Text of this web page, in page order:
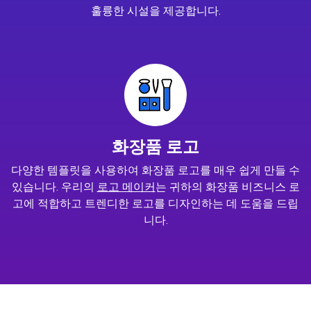
훌륭한 시설을 제공합니다.
화장품 로고
다양한 템플릿을 사용하여 화장품 로고를 매우 쉽게 만들 수
있습니다. 우리의 로고 메이커는 귀하의 화장품 비즈니스 로
고에 적합하고 트렌디한 로고를 디자인하는 데 도움을 드립
니다.